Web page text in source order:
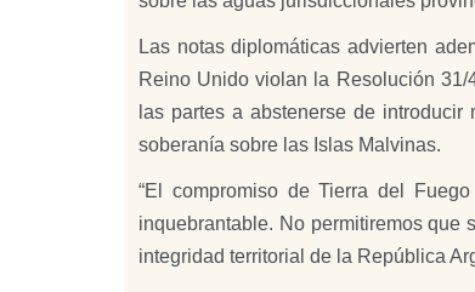
Las notas diplomáticas advierten
Reino Unido violan la Resolución
las partes a abstenerse de
soberanía sobre las Islas Malvinas.
“El compromiso de Tierra del
inquebrantable. No permitiremos que
integridad territorial de la República